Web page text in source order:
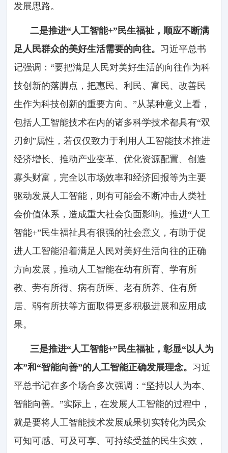
发展思路。
二是推进“人工智能+”民生福祉，顺应不断满
足人民群众的美好生活需要的向往。 习近平总书
记强调：“要把满足人民对美好生活的向往作为科
技创新的落脚点，把惠民、利民、富民、改善民
生作为科技创新的重要方向。”从某种意义上看，
包括人工智能技术在内的诸多科学技术都具有“双
刃剑”属性，若仅仅致力于利用人工智能技术推进
经济增长、推动产业变革、优化资源配置、创造
寡头财富，完全以市场效率和经济回报等为主要
驱动发展人工智能，则有可能会不断冲击人类社
会价值体系，造成重大社会负面影响。推进“人工
智能+”民生福祉具有很强的社会意义，有助于促
进人工智能沿着满足人民对美好生活向往的正确
方向发展，推动人工智能在幼有所育、学有所
教、劳有所得、病有所医、老有所养、住有所
居、弱有所扶等方面取得更多积极进展和应用成
果。
三是推进“人工智能+”民生福祉，彰显“以人为
本”和“智能向善”的人工智能正确发展理念。 习近
平总书记在多个场合多次强调：“坚持以人为本、
智能向善。”实际上，在发展人工智能的过程中，
就是要将人工智能技术发展成果切实转化为民众
可知可感、可及可享、可持续受益的民生实效，